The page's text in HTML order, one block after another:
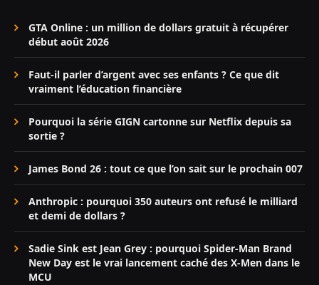
GTA Online : un million de dollars gratuit à récupérer
début août 2026
Faut-il parler d’argent avec ses enfants ? Ce que dit
vraiment l’éducation financière
Pourquoi la série GIGN cartonne sur Netflix depuis sa
sortie ?
James Bond 26 : tout ce que l’on sait sur le prochain 007
Anthropic : pourquoi 350 auteurs ont refusé le milliard
et demi de dollars ?
Sadie Sink est Jean Grey : pourquoi Spider-Man Brand
New Day est le vrai lancement caché des X-Men dans le
MCU